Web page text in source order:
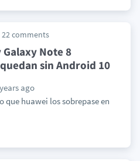
22 comments
Galaxy Note 8
sin Android 10
ago
que huawei los sobrepase en